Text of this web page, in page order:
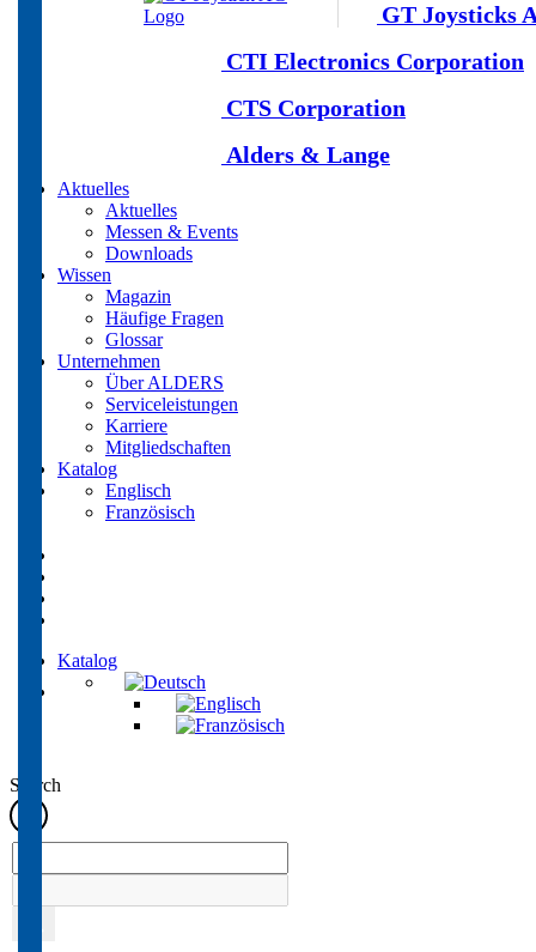
GT Joysticks
CTI Electronics Corporation
CTS Corporation
Alders & Lange
Aktuelles
Aktuelles
Messen & Events
Downloads
Wissen
Magazin
Häufige Fragen
Glossar
Unternehmen
Über ALDERS
Serviceleistungen
Karriere
Mitgliedschaften
Katalog
Englisch
Französisch
Katalog
Search